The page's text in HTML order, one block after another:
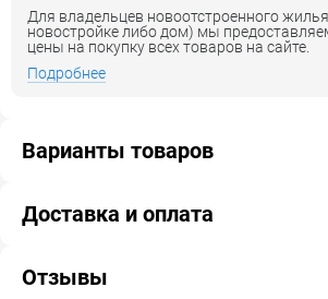
Для владельцев новоотстроенного
новостройке либо дом) мы
цены на покупку всех товаров на сайте.
Подробнее
Варианты товаров
Доставка и оплата
Отзывы